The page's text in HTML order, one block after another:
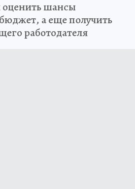
оценить шансы
а еще получить
работодателя